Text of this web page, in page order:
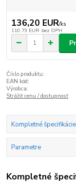
136,20 EUR/ks
110,73 EUR bez DPH
Číslo produktu:
EAN kód:
Výrobca:
Strážiť cenu / dostupnosť
Kompletné špecifikácie
Parametre
Kompletné